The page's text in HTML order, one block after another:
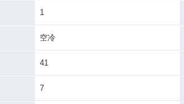
1
空冷
41
7